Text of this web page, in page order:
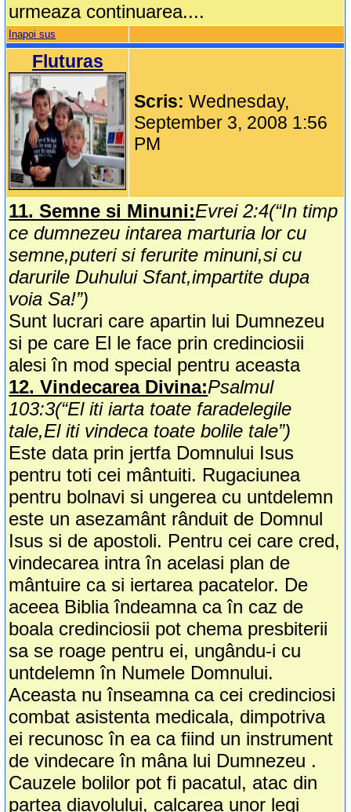
urmeaza continuarea....
Inapoi sus
Fluturas
Scris:Wednesday,
September 3, 2008 1:56
PM
11. Semne si Minuni:Evrei 2:4(“In timp
ce dumnezeu intarea marturia lor cu
semne,puteri si ferurite minuni,si cu
darurile Duhului Sfant,impartite dupa
voia Sa!”)
Sunt lucrari care apartin lui Dumnezeu
si pe care El le face prin credinciosii
alesi în mod special pentru aceasta
12. Vindecarea Divina:Psalmul
103:3(“El iti iarta toate faradelegile
tale,El iti vindeca toate bolile tale”)
Este data prin jertfa Domnului Isus
pentru toti cei mântuiti. Rugaciunea
pentru bolnavi si ungerea cu untdelemn
este un asezamânt rânduit de Domnul
Isus si de apostoli. Pentru cei care cred,
vindecarea intra în acelasi plan de
mântuire ca si iertarea pacatelor. De
aceea Biblia îndeamna ca în caz de
boala credinciosii pot chema presbiterii
sa se roage pentru ei, ungându-i cu
untdelemn în Numele Domnului.
Aceasta nu înseamna ca cei credinciosi
combat asistenta medicala, dimpotriva
ei recunosc în ea ca fiind un instrument
de vindecare în mâna lui Dumnezeu .
Cauzele bolilor pot fi pacatul, atac din
partea diavolului, calcarea unor legi